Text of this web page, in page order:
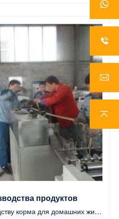
продуктов
животных
Наш партнер по производству корма для домашних животных в Узбекистане